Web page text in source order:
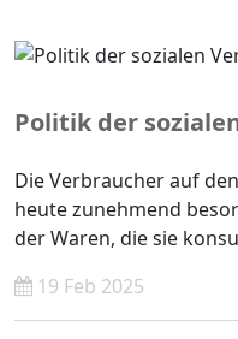
und zu fördern und
Handeln im Einklang
umfassende Richtlinie
Politik der
Die Verbraucher auf
heute zunehmend
der Waren, die sie
werden. Aus diesem
sozialen
19 Feb 2025